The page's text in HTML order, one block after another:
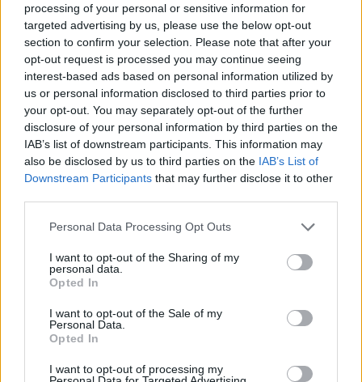
processing of your personal or sensitive information for
targeted advertising by us, please use the below opt-out
section to confirm your selection. Please note that after your
opt-out request is processed you may continue seeing
interest-based ads based on personal information utilized by
us or personal information disclosed to third parties prior to
your opt-out. You may separately opt-out of the further
disclosure of your personal information by third parties on the
IAB’s list of downstream participants. This information may
also be disclosed by us to third parties on the IAB’s List of
Downstream Participants that may further disclose it to other
Please note that this website/app uses one or more Google
not limited to your visit or usage behaviour. You may click to
grant or deny consent to Google and its third-party tags to
use your data for below specified purposes in below Google
consent section.
Personal Data Processing Opt Outs
I want to opt-out of the Sharing of my
personal data.
Opted In
I want to opt-out of the Sale of my
Personal Data.
Opted In
I want to opt-out of processing my
Izraeli szépségkirálynőre támadt
a Hamász-párti csőcselék New
Yorkban
2024. április 1.
Több mint 70 év után megszűnik